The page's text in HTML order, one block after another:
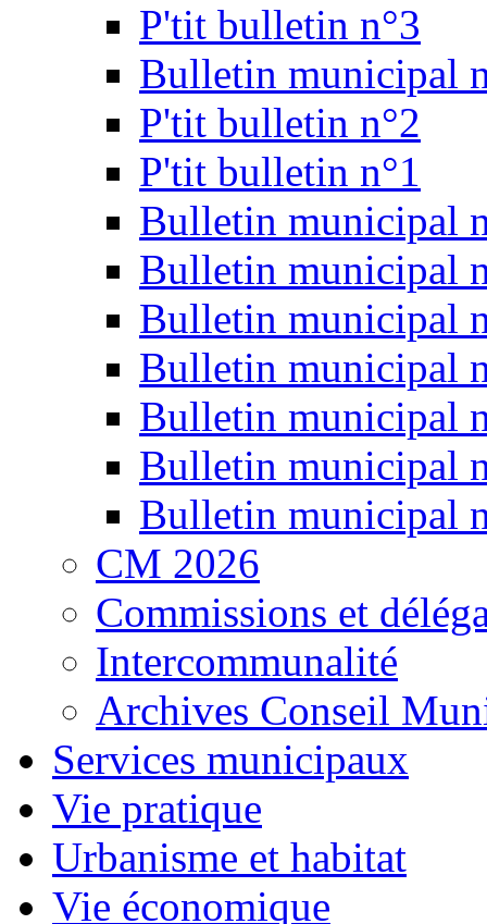
P'tit bulletin n°3
Bulletin municipal
P'tit bulletin n°2
P'tit bulletin n°1
Bulletin municipal
Bulletin municipal
Bulletin municipal
Bulletin municipal
Bulletin municipal
Bulletin municipal
Bulletin municipal
CM 2026
Commissions et
Intercommunalité
Archives Conseil
Services municipaux
Vie pratique
Urbanisme et habitat
Vie économique